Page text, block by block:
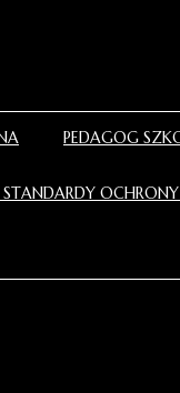
PEDAGOG
STANDARDY